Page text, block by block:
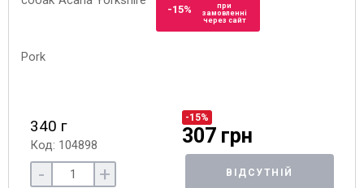
-15%
при
замовленні
через сайт
340 г
Код: 104898
-15%
307 грн
- + ВІДСУТНІЙ